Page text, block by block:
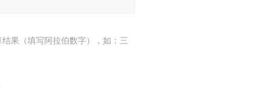
果（填写阿拉伯数字），如：三